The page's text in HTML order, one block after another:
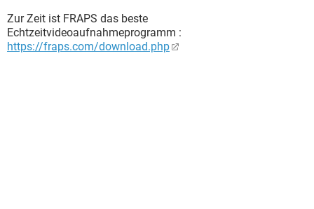
Zur Zeit ist FRAPS das beste
Echtzeitvideoaufnahmeprogramm :
https://fraps.com/download.php